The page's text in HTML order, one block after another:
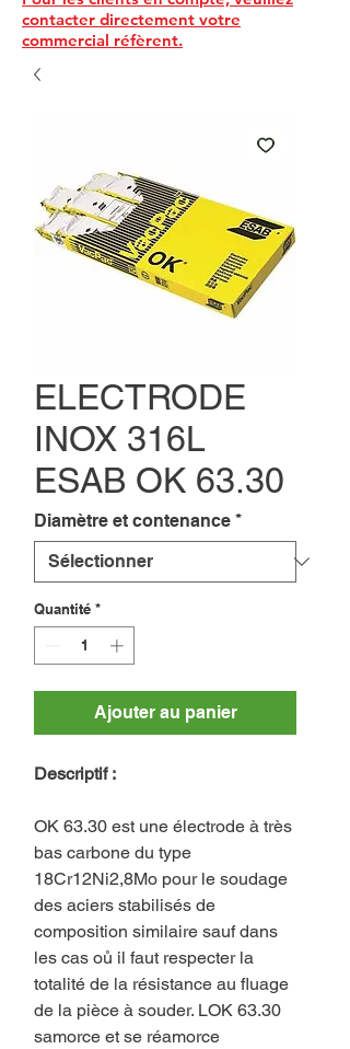
contacter directement votre
commercial réfèrent.
ELECTRODE
INOX 316L
ESAB OK 63.30
Diamètre et contenance *
Quantité *
Ajouter au panier
Descriptif :
OK 63.30 est une électrode à très
bas carbone du type
18Cr12Ni2,8Mo pour le soudage
des aciers stabilisés de
composition similaire sauf dans
les cas oů il faut respecter la
totalité de la résistance au fluage
de la pièce à souder. LOK 63.30
samorce et se réamorce